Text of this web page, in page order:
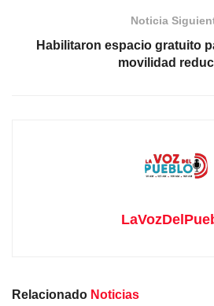
Noticia
Habilitaron espacio gratuito
movilidad
Relacionado Noticias